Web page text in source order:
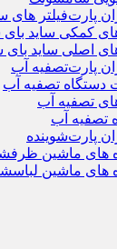
فیلتر های
کمکی ساید بای
اصلی ساید بای
تصفیه آب
دستگاه تصفیه آب
تصفیه آب
تصفیه آب
شوینده
های ماشین
های ماشین